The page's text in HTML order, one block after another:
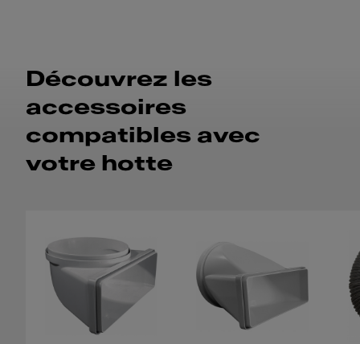
Découvrez les
accessoires
compatibles avec
votre hotte